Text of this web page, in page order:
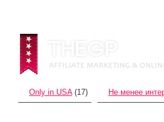
Only in USA(17) Не менее